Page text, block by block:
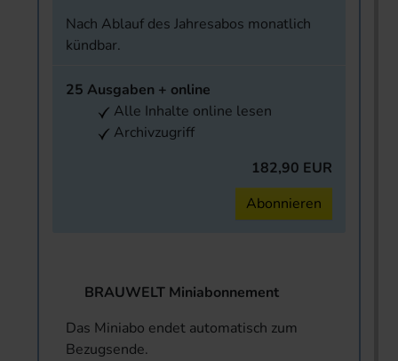
Nach Ablauf des Jahresabos monatlich
kündbar.
25 Ausgaben + online
Alle Inhalte online lesen
Archivzugriff
182,90 EUR
Abonnieren
BRAUWELT Miniabonnement
Das Miniabo endet automatisch zum
Bezugsende.